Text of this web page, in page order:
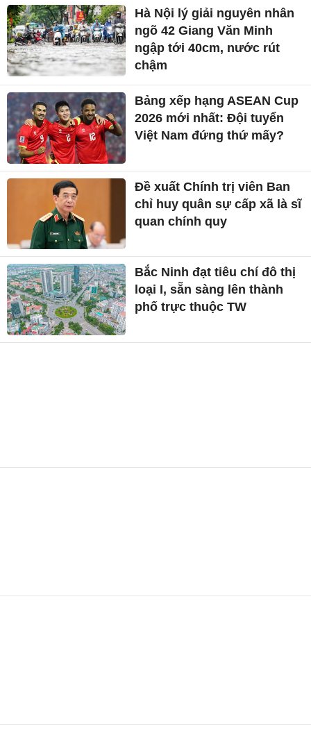
Hà Nội lý giải nguyên nhân
ngõ 42 Giang Văn Minh
ngập tới 40cm, nước rút
chậm
Bảng xếp hạng ASEAN Cup
2026 mới nhất: Đội tuyển
Việt Nam đứng thứ mấy?
Đề xuất Chính trị viên Ban
chỉ huy quân sự cấp xã là sĩ
quan chính quy
Bắc Ninh đạt tiêu chí đô thị
loại I, sẵn sàng lên thành
phố trực thuộc TW